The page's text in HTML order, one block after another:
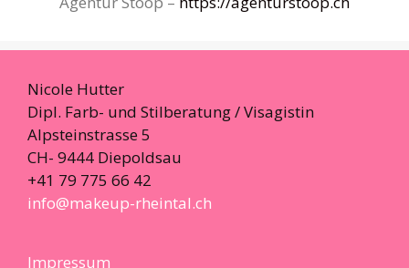
Nicole Hutter
Dipl. Farb- und Stilberatung / Visagistin
Alpsteinstrasse 5
CH- 9444 Diepoldsau
+41 79 775 66 42
info@makeup-rheintal.ch
Impressum